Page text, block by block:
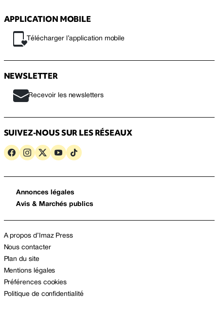
APPLICATION MOBILE
Télécharger l’application mobile
NEWSLETTER
Recevoir les newsletters
SUIVEZ-NOUS SUR LES RÉSEAUX
Annonces légales
Avis & Marchés publics
A propos d’Imaz Press
Nous contacter
Plan du site
Mentions légales
Préférences cookies
Politique de confidentialité